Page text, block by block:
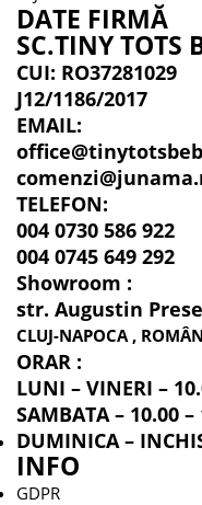
DATE FIRMĂ
SC.TINY TOTS
CUI: RO37281029
J12/1186/2017
EMAIL:
TELEFON:
004 0730 586 922
004 0745 649 292
Showroom :
str. Augustin
CLUJ-NAPOCA ,
ORAR :
LUNI – VINERI –
SAMBATA – 10.00 –
DUMINICA –
INFO
GDPR